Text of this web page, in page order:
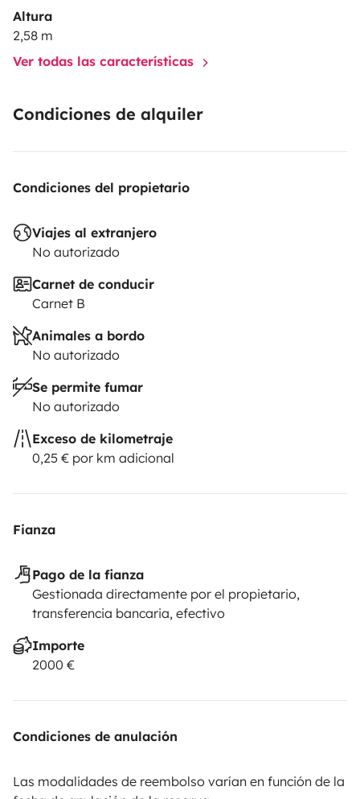
Altura
2,58 m
Ver todas las características
Condiciones de alquiler
Condiciones del propietario
Viajes al extranjero
No autorizado
Carnet de conducir
Carnet B
Animales a bordo
No autorizado
Se permite fumar
No autorizado
Exceso de kilometraje
0,25 € por km adicional
Fianza
Pago de la fianza
Gestionada directamente por el propietario,
transferencia bancaria, efectivo
Importe
2000 €
Condiciones de anulación
Las modalidades de reembolso varían en función de la